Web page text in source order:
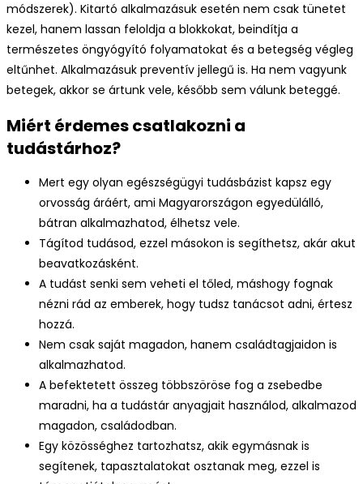
módszerek). Kitartó alkalmazásuk esetén nem csak tünetet
kezel, hanem lassan feloldja a blokkokat, beindítja a
természetes öngyógyító folyamatokat és a betegség végleg
eltűnhet. Alkalmazásuk preventív jellegű is. Ha nem vagyunk
betegek, akkor se ártunk vele, később sem válunk beteggé.
Miért érdemes csatlakozni a
tudástárhoz?
Mert egy olyan egészségügyi tudásbázist kapsz egy
orvosság áráért, ami Magyarországon egyedülálló,
bátran alkalmazhatod, élhetsz vele.
Tágítod tudásod, ezzel másokon is segíthetsz, akár akut
beavatkozásként.
A tudást senki sem veheti el tőled, máshogy fognak
nézni rád az emberek, hogy tudsz tanácsot adni, értesz
hozzá.
Nem csak saját magadon, hanem családtagjaidon is
alkalmazhatod.
A befektetett összeg többszöröse fog a zsebedbe
maradni, ha a tudástár anyagjait használod, alkalmazod
magadon, családodban.
Egy közösséghez tartozhatsz, akik egymásnak is
segítenek, tapasztalatokat osztanak meg, ezzel is